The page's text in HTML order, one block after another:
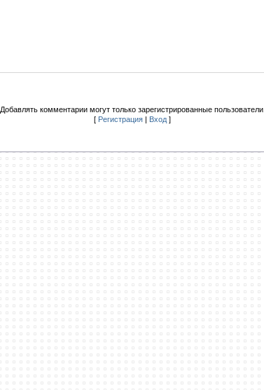
Добавлять комментарии могут только зарегистрированные пользователи.
[ Регистрация | Вход ]